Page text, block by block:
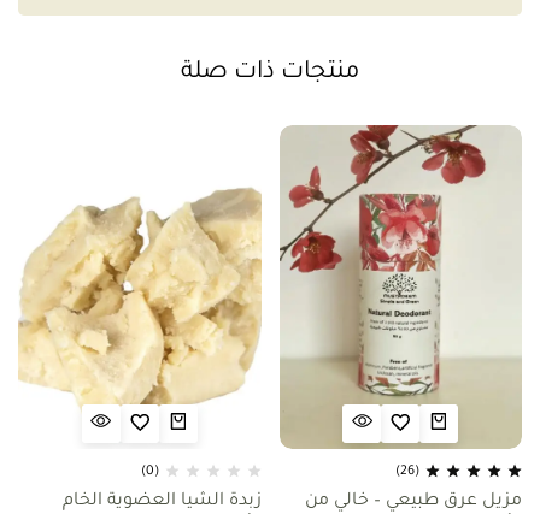
منتجات ذات صلة
(26)
مزيل عرق طبيعي – خالي من
(0)
زبدة الشيا العضوية الخام